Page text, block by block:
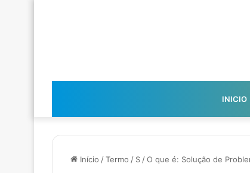
INICIO
Início /Termo / S /O que é: Solução de